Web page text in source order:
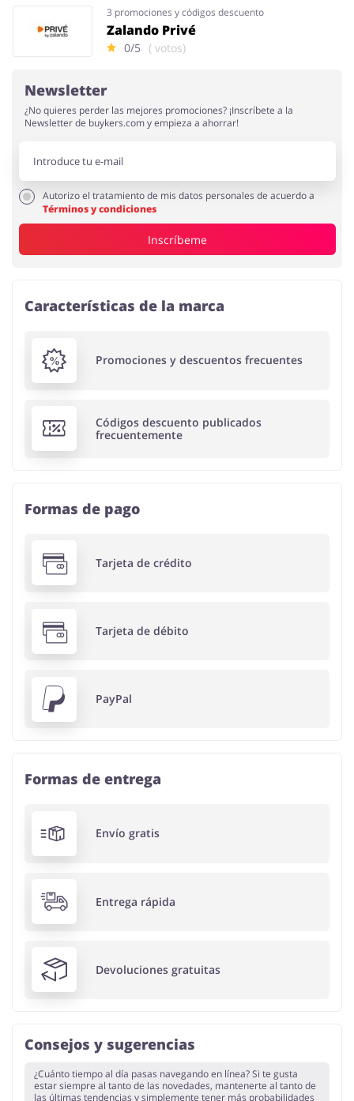
3 promociones y códigos descuento
Zalando Privé
0/5 ( votos)
Newsletter
¿No quieres perder las mejores promociones? ¡Inscríbete a la
Newsletter de buykers.com y empieza a ahorrar!
Autorizo el tratamiento de mis datos personales de acuerdo a
Términos y condiciones
Inscríbeme
Características de la marca
Promociones y descuentos frecuentes
Códigos descuento publicados
frecuentemente
Formas de pago
Tarjeta de crédito
Tarjeta de débito
PayPal
Formas de entrega
Envío gratis
Entrega rápida
Devoluciones gratuitas
Consejos y sugerencias
¿Cuánto tiempo al día pasas navegando en línea? Si te gusta
estar siempre al tanto de las novedades, mantenerte al tanto de
las últimas tendencias y simplemente tener más probabilidades